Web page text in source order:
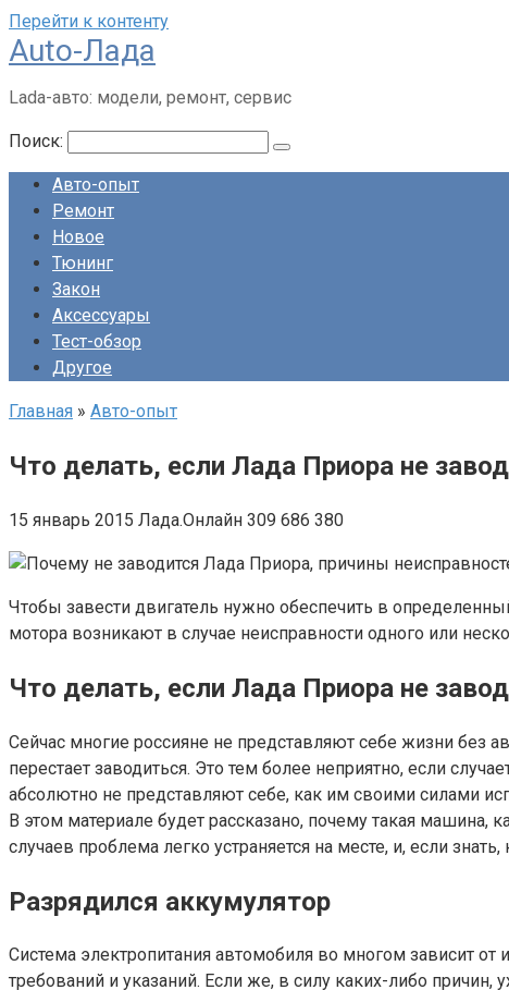
Перейти к контенту
Auto-Лада
Lada-авто: модели, ремонт, сервис
Поиск:
Авто-опыт
Ремонт
Новое
Тюнинг
Закон
Аксессуары
Тест-обзор
Другое
Главная » Авто-опыт
Что делать, если Лада Приора не
15 январь 2015 Лада.Онлайн 309 686 380
Чтобы завести двигатель нужно обеспечить в
мотора возникают в случае неисправности одного или
Что делать, если Лада Приора не
Сейчас многие россияне не представляют себе жизни без
перестает заводиться. Это тем более неприятно, если
абсолютно не представляют себе, как им своими силами
В этом материале будет рассказано, почему такая машина,
случаев проблема легко устраняется на месте, и, если
Разрядился аккумулятор
Система электропитания автомобиля во многом зависит
требований и указаний. Если же, в силу каких-либо причин,